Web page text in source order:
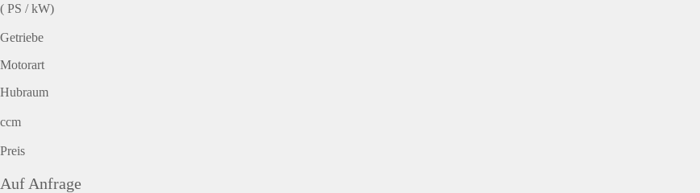
( PS / kW)
Getriebe
Motorart
Hubraum
ccm
Preis
Auf Anfrage